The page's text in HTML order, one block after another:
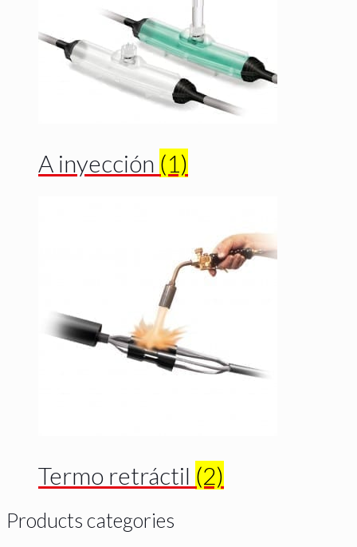
A inyección (1)
Termo retráctil (2)
Products categories